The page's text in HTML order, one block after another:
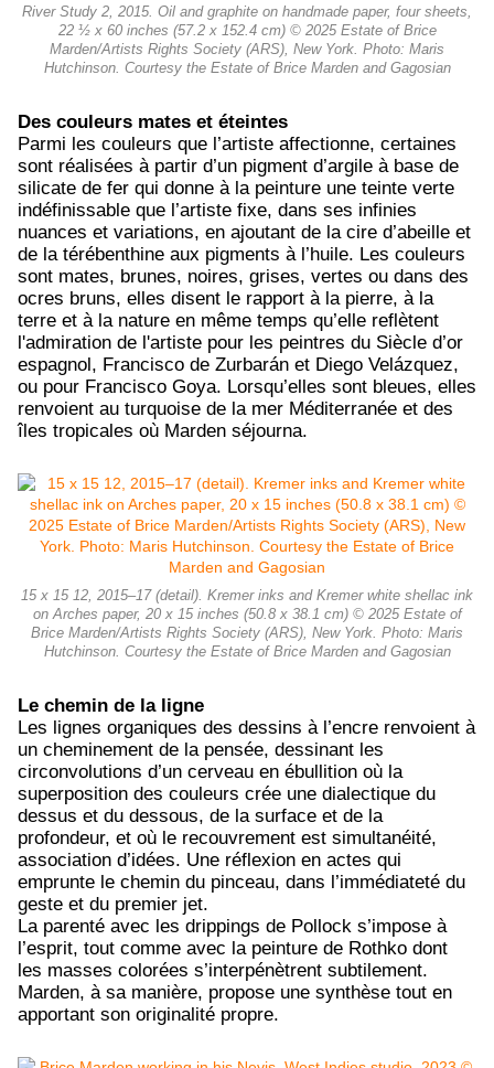
River Study 2, 2015. Oil and graphite on handmade paper, four sheets,
22 ½ x 60 inches (57.2 x 152.4 cm) © 2025 Estate of Brice
Marden/Artists Rights Society (ARS), New York. Photo: Maris
Hutchinson. Courtesy the Estate of Brice Marden and Gagosian
Des couleurs mates et éteintes
Parmi les couleurs que l’artiste affectionne, certaines
sont réalisées à partir d’un pigment d’argile à base de
silicate de fer qui donne à la peinture une teinte verte
indéfinissable que l’artiste fixe, dans ses infinies
nuances et variations, en ajoutant de la cire d’abeille et
de la térébenthine aux pigments à l’huile. Les couleurs
sont mates, brunes, noires, grises, vertes ou dans des
ocres bruns, elles disent le rapport à la pierre, à la
terre et à la nature en même temps qu’elle reflètent
l'admiration de l'artiste pour les peintres du Siècle d’or
espagnol, Francisco de Zurbarán et Diego Velázquez,
ou pour Francisco Goya. Lorsqu’elles sont bleues, elles
renvoient au turquoise de la mer Méditerranée et des
îles tropicales où Marden séjourna.
15 x 15 12, 2015–17 (detail). Kremer inks and Kremer white shellac ink
on Arches paper, 20 x 15 inches (50.8 x 38.1 cm) © 2025 Estate of
Brice Marden/Artists Rights Society (ARS), New York. Photo: Maris
Hutchinson. Courtesy the Estate of Brice Marden and Gagosian
Le chemin de la ligne
Les lignes organiques des dessins à l’encre renvoient à
un cheminement de la pensée, dessinant les
circonvolutions d’un cerveau en ébullition où la
superposition des couleurs crée une dialectique du
dessus et du dessous, de la surface et de la
profondeur, et où le recouvrement est simultanéité,
association d’idées. Une réflexion en actes qui
emprunte le chemin du pinceau, dans l’immédiateté du
geste et du premier jet.
La parenté avec les drippings de Pollock s’impose à
l’esprit, tout comme avec la peinture de Rothko dont
les masses colorées s’interpénètrent subtilement.
Marden, à sa manière, propose une synthèse tout en
apportant son originalité propre.